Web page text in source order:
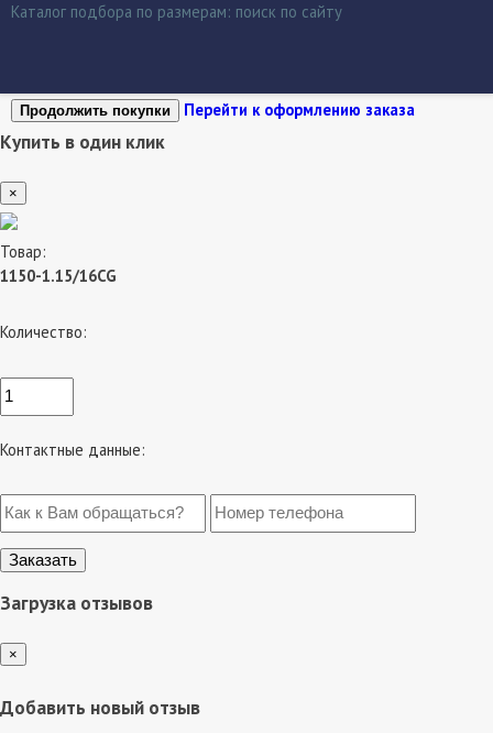
Каталог подбора по размерам: поиск по сайту
Продолжить покупки Перейти к оформлению заказа
Купить в один клик
×
Товар:
1150-1.15/16CG
Количество:
Контактные данные:
Загрузка отзывов
×
Добавить новый отзыв